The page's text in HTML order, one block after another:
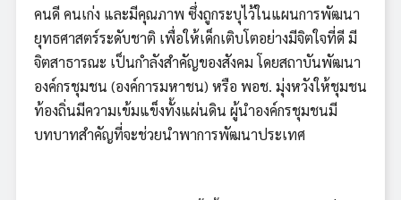
คนดี คนเก่ง และมีคุณภาพ ซึ่งถูกระบุไว้ในแผนการพัฒนา
ยุทธศาสตร์ระดับชาติ เพื่อให้เด็กเติบโตอย่างมีจิตใจที่ดี มี
จิตสาธารณะ เป็นกำลังสำคัญของสังคม โดยสถาบันพัฒนา
องค์กรชุมชน (องค์การมหาชน) หรือ พอช. มุ่งหวังให้ชุมชน
ท้องถิ่นมีความเข้มแข็งทั้งแผ่นดิน ผู้นำองค์กรชุมชนมี
บทบาทสำคัญที่จะช่วยนำพาการพัฒนาประเทศ